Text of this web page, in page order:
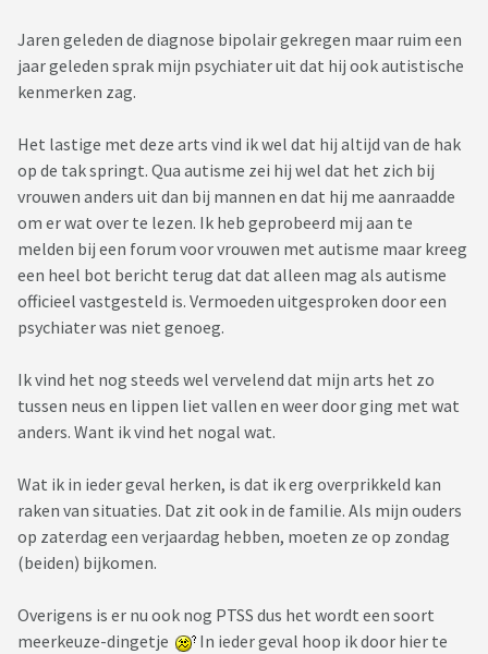
Jaren geleden de diagnose bipolair gekregen maar ruim een
jaar geleden sprak mijn psychiater uit dat hij ook autistische
kenmerken zag.
Het lastige met deze arts vind ik wel dat hij altijd van de hak
op de tak springt. Qua autisme zei hij wel dat het zich bij
vrouwen anders uit dan bij mannen en dat hij me aanraadde
om er wat over te lezen. Ik heb geprobeerd mij aan te
melden bij een forum voor vrouwen met autisme maar kreeg
een heel bot bericht terug dat dat alleen mag als autisme
officieel vastgesteld is. Vermoeden uitgesproken door een
psychiater was niet genoeg.
Ik vind het nog steeds wel vervelend dat mijn arts het zo
tussen neus en lippen liet vallen en weer door ging met wat
anders. Want ik vind het nogal wat.
Wat ik in ieder geval herken, is dat ik erg overprikkeld kan
raken van situaties. Dat zit ook in de familie. Als mijn ouders
op zaterdag een verjaardag hebben, moeten ze op zondag
(beiden) bijkomen.
Overigens is er nu ook nog PTSS dus het wordt een soort
meerkeuze-dingetje
In ieder geval hoop ik door hier te